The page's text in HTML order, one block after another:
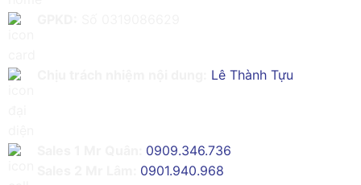
Lê Thành Tựu
0909.346.736
0901.940.968